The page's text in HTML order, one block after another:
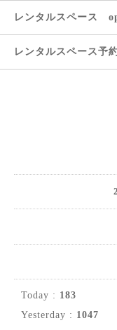
レンタルスペース
レンタルスペース予
Today : 183
Yesterday : 1047